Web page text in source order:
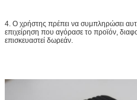
4. Ο χρήστης πρέπει να συμπληρώσει
επιχείρηση που αγόρασε το προϊόν,
επισκευαστεί δωρεάν.